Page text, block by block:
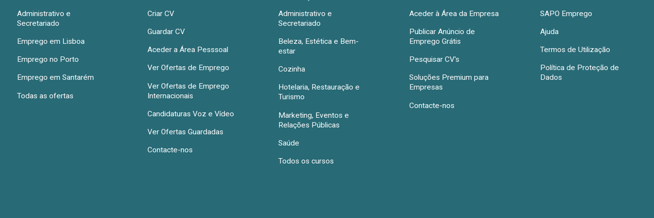
Administrativo e
Secretariado
Emprego em Lisboa
Emprego no Porto
Emprego em Santarém
Todas as ofertas
Criar CV
Guardar CV
Aceder a Área Pesssoal
Ver Ofertas de Emprego
Ver Ofertas de Emprego
Internacionais
Candidaturas Voz e Vídeo
Ver Ofertas Guardadas
Contacte-nos
Administrativo e
Secretariado
Beleza, Estética e Bem-
estar
Cozinha
Hotelaria, Restauração e
Turismo
Marketing, Eventos e
Relações Públicas
Saúde
Todos os cursos
Aceder à Área da Empresa
Publicar Anúncio de
Emprego Grátis
Pesquisar CV's
Soluções Premium para
Empresas
Contacte-nos
SAPO Emprego
Ajuda
Termos de Utilização
Política de Proteção de
Dados